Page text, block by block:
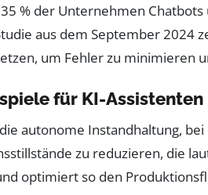
% der Unternehmen
aus dem September 2024
um Fehler zu minimieren
für KI-Assistenten
autonome Instandhaltung,
zu reduzieren, die
optimiert so den